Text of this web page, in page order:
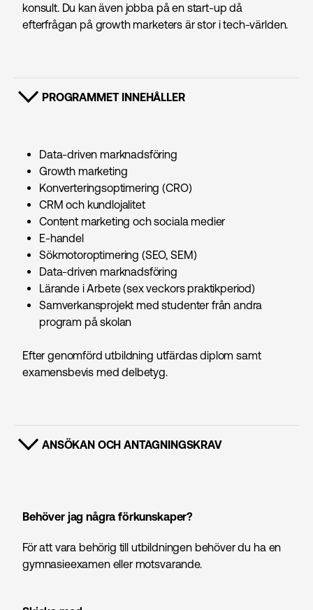
konsult. Du kan även jobba på en start-up då
efterfrågan på growth marketers är stor i tech-världen.
VISA INNEHÅLL
PROGRAMMET INNEHÅLLER
Data-driven marknads­föring
Growth marketing
Konverteringsoptimering (CRO)
CRM och kundlojalitet
Content marketing och sociala medier
E-handel
Sökmotoroptimering (SEO, SEM)
Data-driven marknads­föring
Lärande i Arbete (sex veckors praktikperiod)
Samverkansprojekt med studenter från andra
program på skolan
Efter genomförd utbildning utfärdas diplom samt
examensbevis med delbetyg.
VISA INNEHÅLL
ANSÖKAN OCH ANTAGNINGSKRAV
Behöver jag några förkunskaper?
För att vara behörig till utbildningen behöver du ha en
gymnasieexamen eller motsvarande.